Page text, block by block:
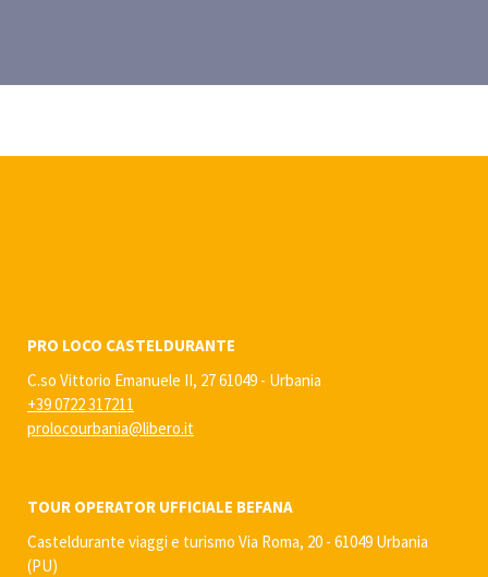
PRO LOCO CASTELDURANTE
C.so Vittorio Emanuele II, 27 61049 - Urbania
+39 0722 317211
prolocourbania@libero.it
TOUR OPERATOR UFFICIALE BEFANA
Casteldurante viaggi e turismo Via Roma, 20 - 61049 Urbania
(PU)